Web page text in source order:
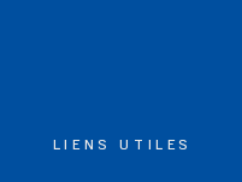
LIENS UTILES